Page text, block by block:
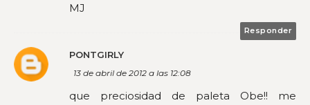
MJ
Responder
PONTGIRLY
13 de abril de 2012 a las 12:08
que preciosidad de paleta Obe!! me